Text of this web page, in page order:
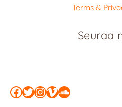
Terms &
Seuraa
Facebook
Twitter
Instagram
Vimeo
SoundCloud